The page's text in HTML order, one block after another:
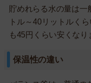
貯めれらる水の量は一
トル～40リットルく
も45円くらい安くなり
保温性の違い